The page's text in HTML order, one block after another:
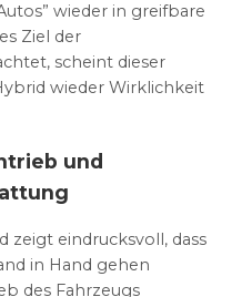
wieder in greifbare
Ziel der
scheint dieser
wieder Wirklichkeit
und
zeigt eindrucksvoll, dass
in Hand gehen
des Fahrzeugs